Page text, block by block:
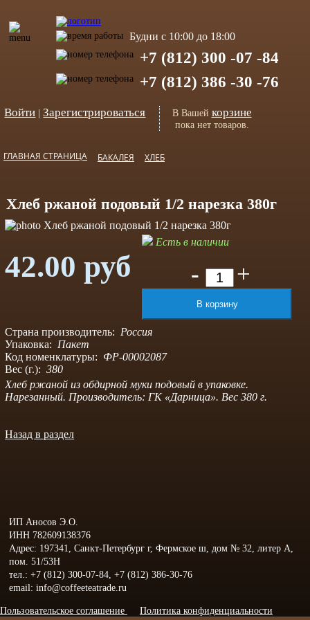
Будни с 10:00 до 18:00
+7 (812) 300 -07 -84
+7 (812) 386 -30 -76
Войти |Зарегистрироваться В Вашей корзине
пока нет товаров.
ГЛАВНАЯ СТРАНИЦА БАКАЛЕЯ ХЛЕБ
Хлеб ржаной подовый 1/2 нарезка 380г
42.00 руб
Есть в наличии
- +
Страна производитель: Россия
Упаковка: Пакет
Код номенклатуры: ФР-00002087
Вес (г.): 380
Хлеб ржаной из обдирной муки подовый в упаковке.
Нарезанный. Производитель: ГК «Дарница». Вес 380 г.
Назад в раздел
ИП Аносов Э.О.
ИНН 782609138376
Адрес: 197341, Санкт-Петербург г, Фермское ш, дом № 32, литер А,
пом. 51/53Н
тел.: +7 (812) 300-07-84, +7 (812) 386-30-76
email: info@coffeeteatrade.ru
Пользовательское соглашение Политика конфиденциальности